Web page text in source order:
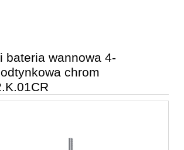
bateria wannowa 4-
chrom